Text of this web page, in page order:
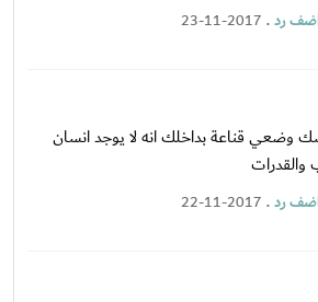
رد.
23-11-2017
وضعي قناعة بداخلك انه لا يوجد انسان
والقدرات
رد.
22-11-2017